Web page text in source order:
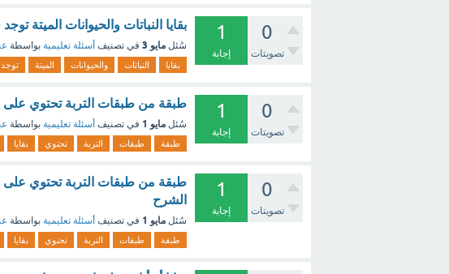
0
تصويتات
1
إجابة
بقايا النباتات والحيوانات
سُئل مايو 3 في تصنيف أسئلة تعليمية بواسطة
بقايا النباتات والحيوانات الميتة توجد
0
تصويتات
1
إجابة
طبقة من طبقات التربة تحتوي على
سُئل مايو 1 في تصنيف أسئلة تعليمية بواسطة
طبقة طبقات التربة تحتوي بقايا
0
تصويتات
1
إجابة
الشرح
سُئل مايو 1 في تصنيف أسئلة تعليمية بواسطة
طبقة طبقات التربة تحتوي بقايا